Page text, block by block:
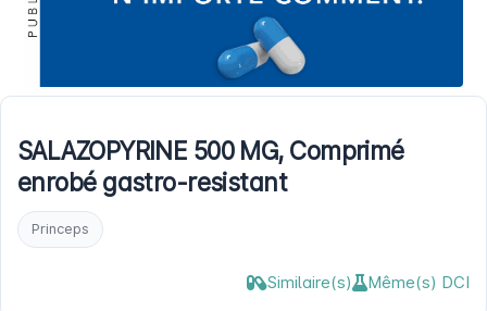
SALAZOPYRINE 500 MG, Comprimé
enrobé gastro-resistant
Princeps
Similaire(s) Même(s) DCI